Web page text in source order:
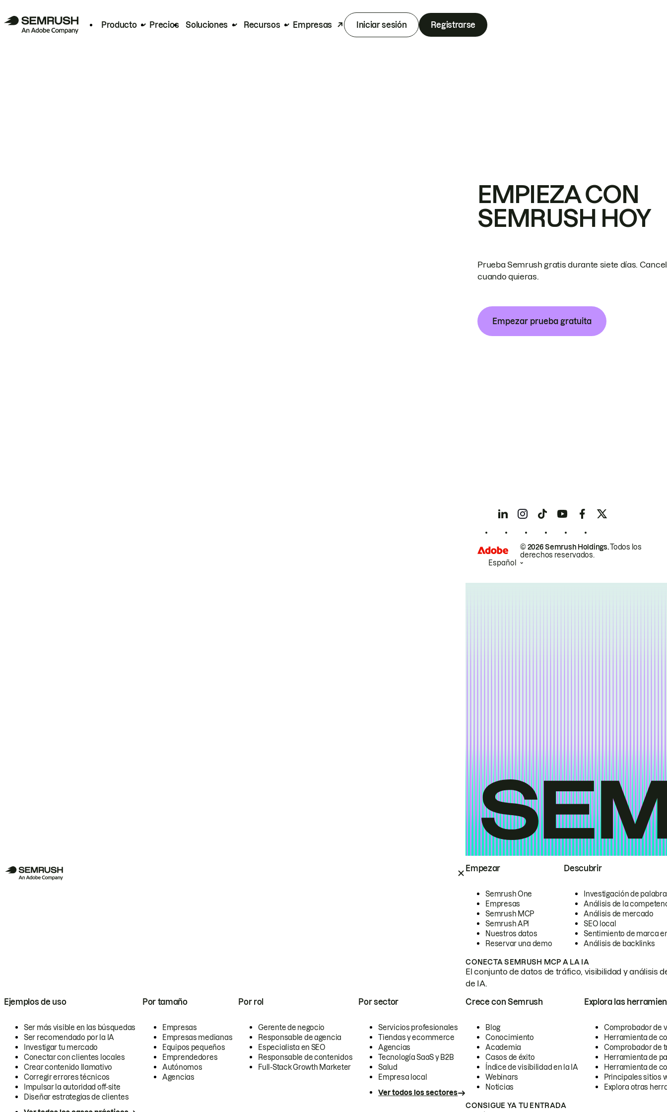
Producto Precios Soluciones Recursos Empresas Iniciar sesión Registrarse
Empezar
Semrush One
Empresas
Semrush MCP
Semrush API
Nuestros datos
Reservar una demo
Descubrir
Investigación de
Análisis de la
Análisis de mercado
SEO local
Sentimiento de marca
Análisis de backlinks
CONECTA SEMRUSH MCP A LA IA
El conjunto de datos de tráfico, visibilidad y análisis
de IA.
Ejemplos de uso
Ser más visible en las búsquedas
Ser recomendado por la IA
Investigar tu mercado
Conectar con clientes locales
Crear contenido llamativo
Corregir errores técnicos
Impulsar la autoridad off-site
Diseñar estrategias de clientes
Por tamaño
Empresas
Empresas medianas
Equipos pequeños
Emprendedores
Autónomos
Agencias
Por rol
Gerente de negocio
Responsable de agencia
Especialista en SEO
Responsable de contenidos
Full-Stack Growth Marketer
Por sector
Servicios profesionales
Tiendas y ecommerce
Agencias
Tecnología SaaS y B2B
Salud
Empresa local
Ver todos los sectores
Crece con Semrush
Blog
Conocimiento
Academia
Casos de éxito
Índice de visibilidad en la IA
Webinars
Noticias
Explora las
Comprobador de
Herramienta de
Comprobador de
Herramienta de
Herramienta de
Principales sitios
Explora otras
CONSIGUE YA TU ENTRADA
EMPIEZA CON
SEMRUSH HOY
Prueba Semrush gratis durante siete días.
cuando quieras.
Empezar prueba gratuita
© 2026 Semrush Holdings.Todos los
derechos reservados.
Español